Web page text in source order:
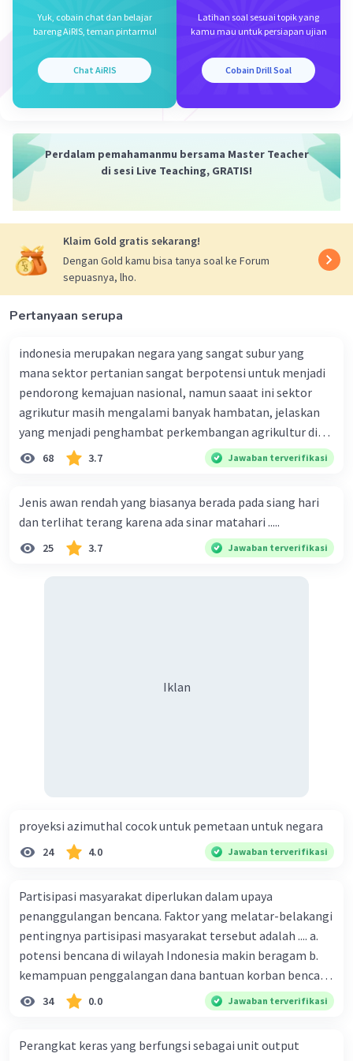
Iklan
Yuk, cobain chat dan belajar
bareng AiRIS, teman pintarmu!
Chat AiRIS
Latihan soal sesuai topik yang
kamu mau untuk persiapan ujian
Cobain Drill Soal
Perdalam pemahamanmu bersama Master Teacher
di sesi Live Teaching, GRATIS!
Klaim Gold gratis sekarang!
Dengan Gold kamu bisa tanya soal ke Forum
sepuasnya, lho.
Pertanyaan serupa
indonesia merupakan negara yang sangat subur yang
mana sektor pertanian sangat berpotensi untuk menjadi
pendorong kemajuan nasional, namun saaat ini sektor
agrikutur masih mengalami banyak hambatan, jelaskan
yang menjadi penghambat perkembangan agrikultur di
indonesia
68 3.7 Jawaban terverifikasi
Jenis awan rendah yang biasanya berada pada siang hari
dan terlihat terang karena ada sinar matahari .....
25 3.7 Jawaban terverifikasi
Iklan
proyeksi azimuthal cocok untuk pemetaan untuk negara
24 4.0 Jawaban terverifikasi
Partisipasi masyarakat diperlukan dalam upaya
penanggulangan bencana. Faktor yang melatar-belakangi
pentingnya partisipasi masyarakat tersebut adalah .... a.
potensi bencana di wilayah Indonesia makin beragam b.
kemampuan penggalangan dana bantuan korban bencana
makin tinggi c. pemahaman pendidikan kebencanaan
kepada masyarakat masih rendah d. masyarakat
bencana e. kepercayaan pemerintah bahwa masyarakat
34 0.0 Jawaban terverifikasi
Perangkat keras yang berfungsi sebagai unit output